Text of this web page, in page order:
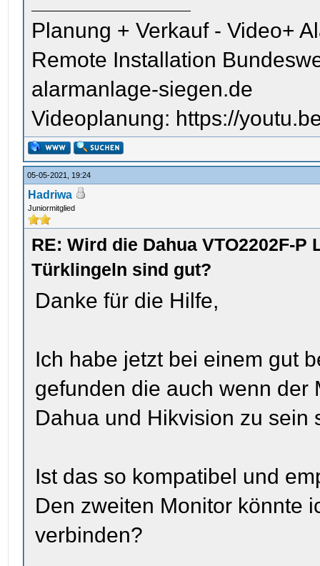
Planung + Verkauf - Video+
Remote Installation
alarmanlage-siegen.de
Videoplanung: https://
05-05-2021, 19:24
Hadriwa
Juniormitglied
RE: Wird die Dahua VTO2202F-
Türklingeln sind gut?
Danke für die Hilfe,
Ich habe jetzt bei einem gut
gefunden die auch wenn der
Dahua und Hikvision zu sein
Ist das so kompatibel und
Den zweiten Monitor könnte
verbinden?